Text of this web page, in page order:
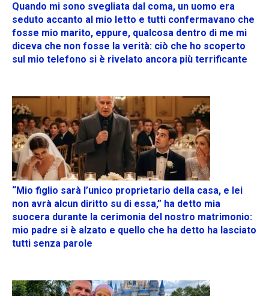
Quando mi sono svegliata dal coma, un uomo era
seduto accanto al mio letto e tutti confermavano che
fosse mio marito, eppure, qualcosa dentro di me mi
diceva che non fosse la verità: ciò che ho scoperto
sul mio telefono si è rivelato ancora più terrificante
“Mio figlio sarà l’unico proprietario della casa, e lei
non avrà alcun diritto su di essa,” ha detto mia
suocera durante la cerimonia del nostro matrimonio:
mio padre si è alzato e quello che ha detto ha lasciato
tutti senza parole